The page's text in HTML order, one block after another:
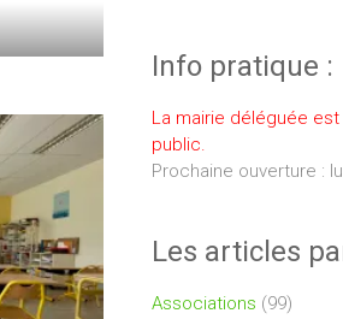
Info pratique :
La mairie déléguée est
public.
Prochaine ouverture :
Les articles
Associations (99)